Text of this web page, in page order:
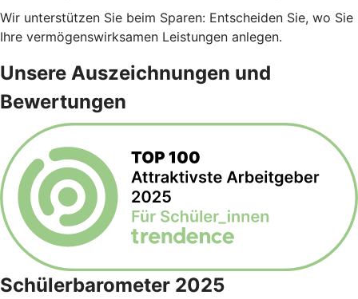
Wir unterstützen Sie beim Sparen: Entscheiden Sie, wo Sie
Ihre vermögenswirksamen Leistungen anlegen.
Unsere Auszeichnungen und
Bewertungen
Schülerbarometer 2025